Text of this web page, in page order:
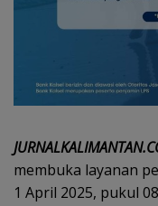
membuka layanan
1 April 2025, pukul